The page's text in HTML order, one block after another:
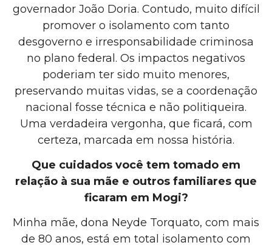
governador João Doria. Contudo, muito difícil
promover o isolamento com tanto
desgoverno e irresponsabilidade criminosa
no plano federal. Os impactos negativos
poderiam ter sido muito menores,
preservando muitas vidas, se a coordenação
nacional fosse técnica e não politiqueira.
Uma verdadeira vergonha, que ficará, com
certeza, marcada em nossa história.
Que cuidados você tem tomado em
relação à sua mãe e outros familiares que
ficaram em Mogi?
Minha mãe, dona Neyde Torquato, com mais
de 80 anos, está em total isolamento com